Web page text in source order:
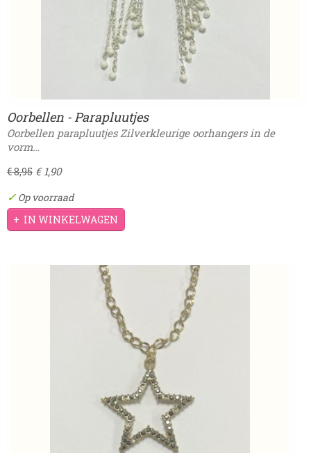
Oorbellen - Parapluutjes
Oorbellen parapluutjes Zilverkleurige oorhangers in de
vorm…
€ 8,95 € 1,90
✓ Op voorraad
IN WINKELWAGEN